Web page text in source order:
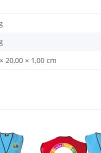
20,00 × 1,00 cm